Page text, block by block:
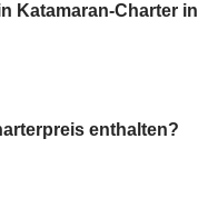
Katamaran-Charter in
enthalten?